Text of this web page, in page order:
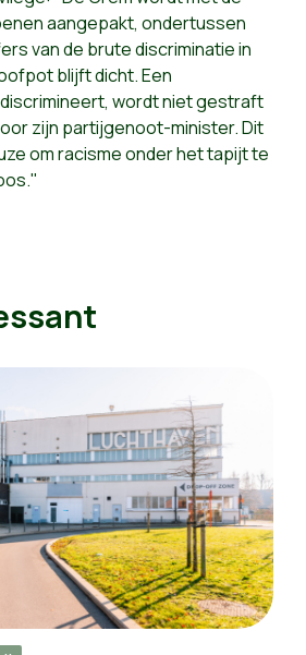
aangepakt, ondertussen
van de brute discriminatie in
blijft dicht. Een
wordt niet gestraft
zijn partijgenoot-minister. Dit
om racisme onder het tapijt te